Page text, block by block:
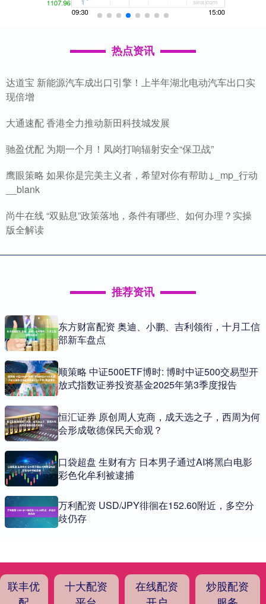
热点资讯
达道宝 新能源汽车成出口引擎！上半年湖北电动汽车出口实
现倍增
大通速配 香港全力推动新田科技城发展
驰盈优配 为期一个月！凤岗打响辐射安全“保卫战”
鹰眼策略 如果你是完美主义者，希望对你有帮助↓_mp_行动
__blank
尚牛在线 “双贴息”政策落地，条件有哪些、如何办理？实操
版全解读
推荐资讯
东方财富配资 奥迪、小鹏、吉利领衔，十月工信
部新车盘点
顺策略 中证500ETF博时: 博时中证500交易型开
放式指数证券投资基金2025年第3季度报告
恒汇证券 原创周人克商，成天选之子，西周为何
会形成敬德保民天命观？
口袋超盘 生财有方 日本男子通过AI将黑白电影
彩色化牟利被逮捕
万利配资 USD/JPY徘徊在152.60附近，多空分
歧仍存
联丰优
十大配资
在线配资
炒股配资